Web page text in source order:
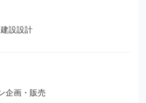
設設計
企画・販売